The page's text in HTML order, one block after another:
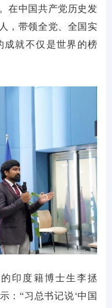
在中国共产党历史发
，带领全党、全国实
成就不仅是世界的榜
度籍博士生李拯
示：“习总书记说‘中国